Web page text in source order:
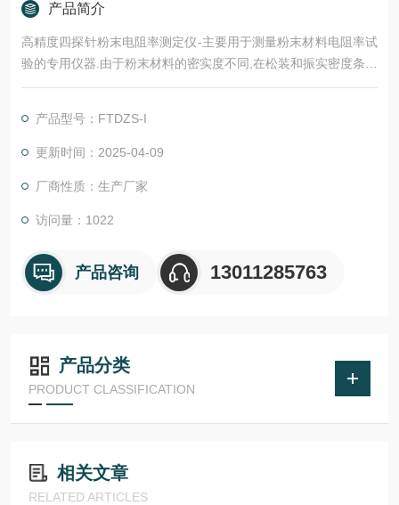
产品简介
高精度四探针粉末电阻率测定仪-主要用于测量粉末材料电阻率试
验的专用仪器.由于粉末材料的密实度不同,在松装和振实密度条件
下,所测试得到的数据是不同的,所以测试粉末电阻,要求在规定的
产品型号：FTDZS-I
更新时间：2025-04-09
厂商性质：生产厂家
访问量：1022
产品咨询 13011285763
产品分类
PRODUCT CLASSIFICATION
相关文章
RELATED ARTICLES